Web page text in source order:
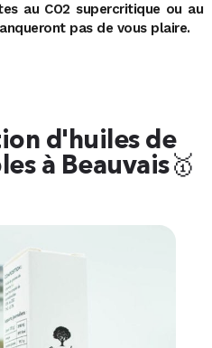
au CO2 supercritique ou au
pas de vous plaire.
d'huiles de
à Beauvais🥇